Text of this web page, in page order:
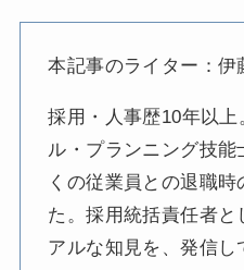
本記事のライター：伊
採用・人事歴10年以
ル・プランニング技能
くの従業員との退職
た。採用統括責任者と
アルな知見を、発信し